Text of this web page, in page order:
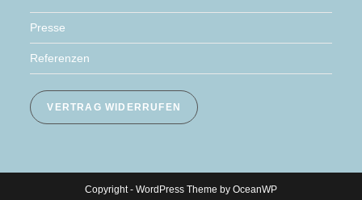
Presse
Referenzen
VERTRAG WIDERRUFEN
Copyright - WordPress Theme by OceanWP